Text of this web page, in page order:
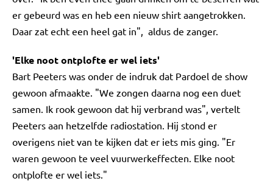
er gebeurd was en heb een nieuw shirt aangetrokken.
Daar zat echt een heel gat in", aldus de zanger.
'Elke noot ontplofte er wel iets'
Bart Peeters was onder de indruk dat Pardoel de show
gewoon afmaakte. "We zongen daarna nog een duet
samen. Ik rook gewoon dat hij verbrand was", vertelt
Peeters aan hetzelfde radiostation. Hij stond er
overigens niet van te kijken dat er iets mis ging. "Er
waren gewoon te veel vuurwerkeffecten. Elke noot
ontplofte er wel iets."